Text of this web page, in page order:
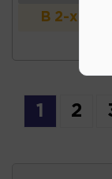
В 2-х и
1 2